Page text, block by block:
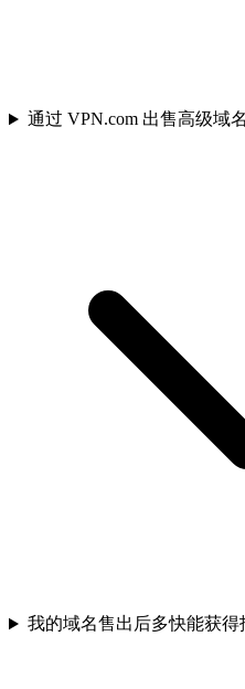
通过 VPN.com 出售高级域
我的域名售出后多快能获得